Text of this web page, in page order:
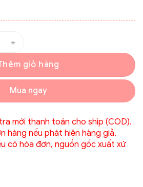
giỏ hàng
Mua ngay
mới thanh toán cho ship (COD).
hàng nếu phát hiện hàng giả.
có hóa đơn, nguồn gốc xuất xứ